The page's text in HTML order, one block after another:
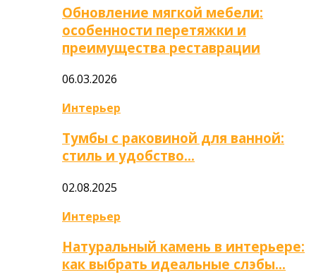
Обновление мягкой мебели:
особенности перетяжки и
преимущества реставрации
06.03.2026
Интерьер
Тумбы с раковиной для ванной:
стиль и удобство…
02.08.2025
Интерьер
Натуральный камень в интерьере:
как выбрать идеальные слэбы…